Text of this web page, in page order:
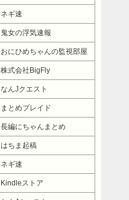
ネギ速
鬼女の浮気速報
おにひめちゃんの監視部屋
株式会社BigFly
なんJクエスト
まとめブレイド
長編にちゃんまとめ
はちま起稿
ネギ速
Kindleストア